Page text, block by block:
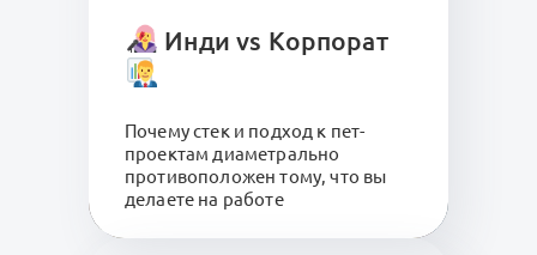
Инди vs Корпорат
Почему стек и подход к пет-
проектам диаметрально
противоположен тому, что вы
делаете на работе